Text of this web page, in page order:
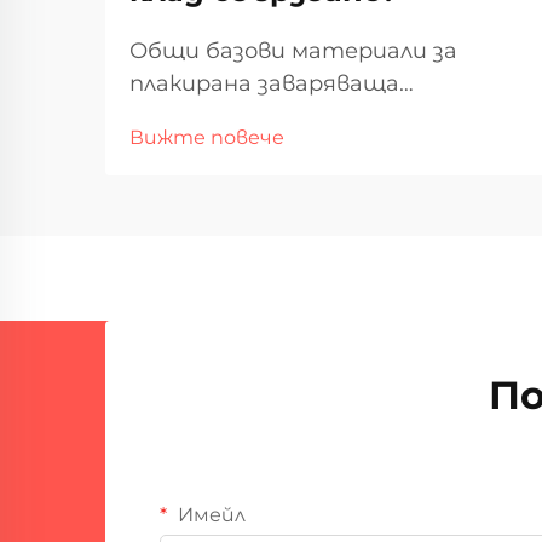
Общи базови материали за
плакирана заваряваща
нисколегирани стомани
Вижте повече
Имейл